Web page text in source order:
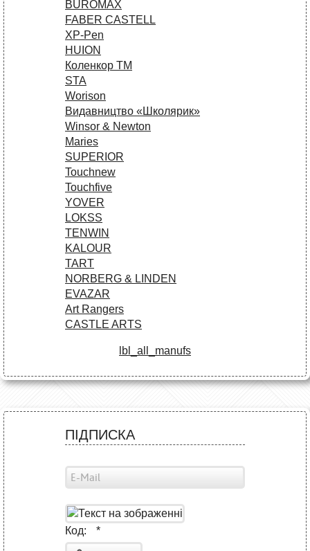
BUROMAX
FABER CASTELL
XP-Pen
HUION
Коленкор ТМ
STA
Worison
Видавництво «Школярик»
Winsor & Newton
Maries
SUPERIOR
Touchnew
Touchfive
YOVER
LOKSS
TENWIN
KALOUR
TART
NORBERG & LINDEN
EVAZAR
Art Rangers
CASTLE ARTS
lbl_all_manufs
ПІДПИСКА
Код: *